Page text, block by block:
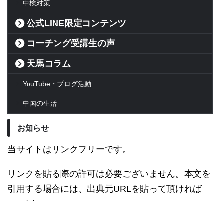
中検対策
公式LINE限定コンテンツ
コーチング受講生の声
天馬コラム
YouTube・ブログ活動
中国の生活
お知らせ
当サイトはリンクフリーです。
リンクを貼る際の許可は必要ございません。本文を
引用する場合には、出典元URLを貼って頂ければ